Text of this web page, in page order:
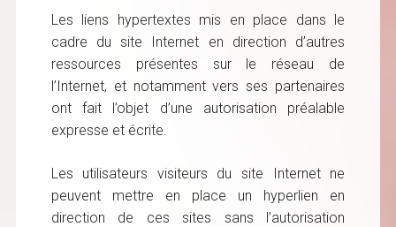
Les liens hypertextes mis en place dans le
cadre du site Internet en direction d’autres
ressources présentes sur le réseau de
l’Internet, et notamment vers ses partenaires
ont fait l’objet d’une autorisation préalable
expresse et écrite.
Les utilisateurs visiteurs du site Internet ne
peuvent mettre en place un hyperlien en
direction de ces sites sans l’autorisation